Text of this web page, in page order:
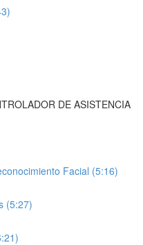
DE ASISTENCIA
Facial (5:16)
(5:27)